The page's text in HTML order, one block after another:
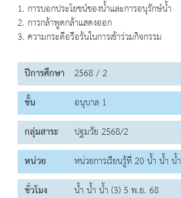
1. การบอกประโยชน์ของน้ำและการอนุรักษ์น้ำ
2. การกล้าพูดกล้าแสดงออก
3. ความกระตือรือร้นในการเข้าร่วมกิจกรรม
ปีการศึกษา 2568 / 2
ชั้น
อนุบาล 1
กลุ่มสาระ
ปฐมวัย 2568/2
หน่วย
หน่วยการเรียนรู้ที่ 20 น้ำ น้ำ น้ำ
ชั่วโมง
น้ำ น้ำ น้ำ (3) 5 พ.ย. 68